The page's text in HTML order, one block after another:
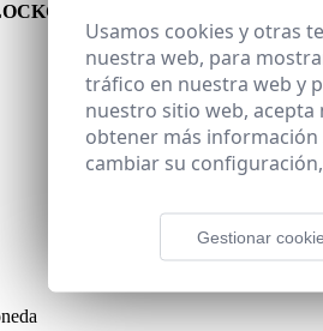
Usamos cookies y otras
nuestra web, para
tráfico en nuestra web y
nuestro sitio web,
obtener más información
cambiar su
Gestionar